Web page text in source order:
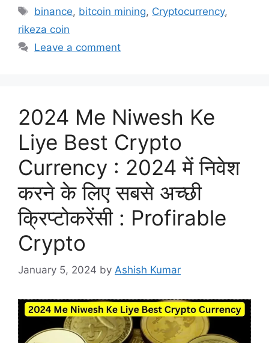
Tags
binance, bitcoin mining, Cryptocurrency,
rikeza coin
Leave a comment
2024 Me Niwesh Ke
Liye Best Crypto
Currency : 2024 में निवेश
करने के लिए सबसे अच्छी
क्रिप्टोकरेंसी : Profirable
Crypto
January 5, 2024 by Ashish Kumar